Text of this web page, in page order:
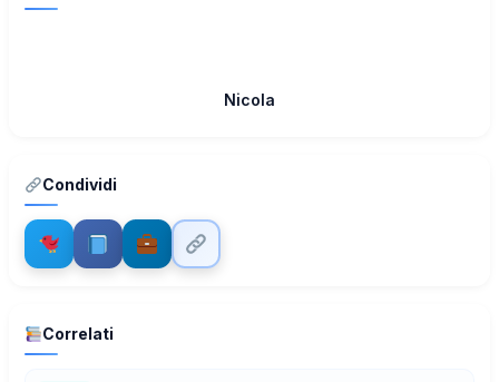
Nicola
Condividi
Correlati